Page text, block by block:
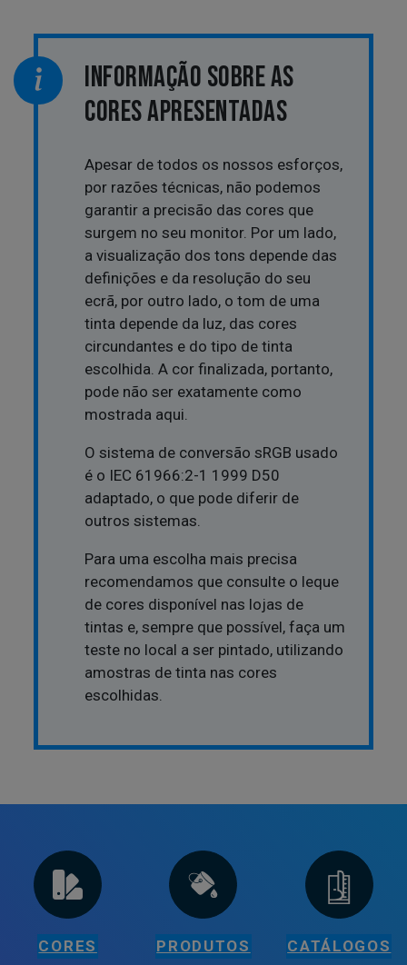
INFORMAÇÃO SOBRE AS
CORES APRESENTADAS
Apesar de todos os nossos esforços,
por razões técnicas, não podemos
garantir a precisão das cores que
surgem no seu monitor. Por um lado,
a visualização dos tons depende das
definições e da resolução do seu
ecrã, por outro lado, o tom de uma
tinta depende da luz, das cores
circundantes e do tipo de tinta
escolhida. A cor finalizada, portanto,
pode não ser exatamente como
mostrada aqui.
O sistema de conversão sRGB usado
é o IEC 61966:2-1 1999 D50
adaptado, o que pode diferir de
outros sistemas.
Para uma escolha mais precisa
recomendamos que consulte o leque
de cores disponível nas lojas de
tintas e, sempre que possível, faça um
teste no local a ser pintado, utilizando
amostras de tinta nas cores
escolhidas.
CORES PRODUTOS CATÁLOGOS